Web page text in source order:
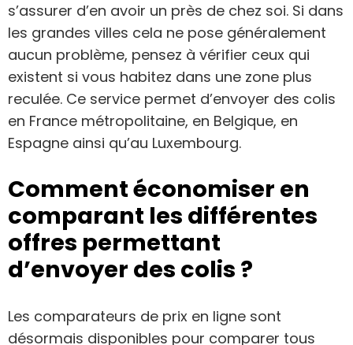
s’assurer d’en avoir un près de chez soi. Si dans
les grandes villes cela ne pose généralement
aucun problème, pensez à vérifier ceux qui
existent si vous habitez dans une zone plus
reculée. Ce service permet d’envoyer des colis
en France métropolitaine, en Belgique, en
Espagne ainsi qu’au Luxembourg.
Comment économiser en
comparant les différentes
offres permettant
d’envoyer des colis ?
Les comparateurs de prix en ligne sont
désormais disponibles pour comparer tous